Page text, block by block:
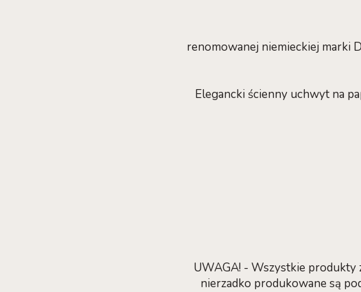
renomowanej niemieckiej marki
Elegancki ścienny uchwyt na
UWAGA! - Wszystkie produkty
nierzadko produkowane są